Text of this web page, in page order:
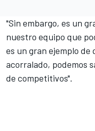
"Sin embargo, es un
nuestro equipo que
es un gran ejemplo
acorralado, podemos
de competitivos".